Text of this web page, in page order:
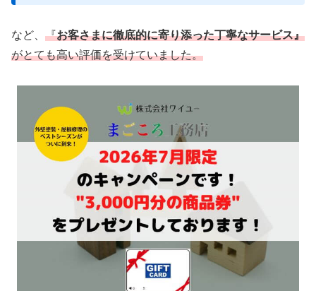
など、 『お客さまに徹底的に寄り添った丁寧なサービス』
がとても高い評価を受けていました。